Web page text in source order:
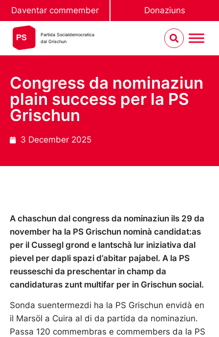
Daventar commember Donaziuns
Partida Socialdemocratica
dal Grischun
Congress da nominaziun
plain success per la PS
Grischun
3 December 2025
A chaschun dal congress da nominaziun ils 29 da
november ha la PS Grischun nominà candidat:as
per il Cussegl grond e lantschà lur iniziativa dal
pievel per dapli spazi d’abitar pajabel. A la PS
reusseschi da preschentar in champ da
candidaturas zunt multifar per in Grischun social.
Sonda suentermezdi ha la PS Grischun envidà en
il Marsöl a Cuira al di da partida da nominaziun.
Passa 120 commembras e commembers da la PS